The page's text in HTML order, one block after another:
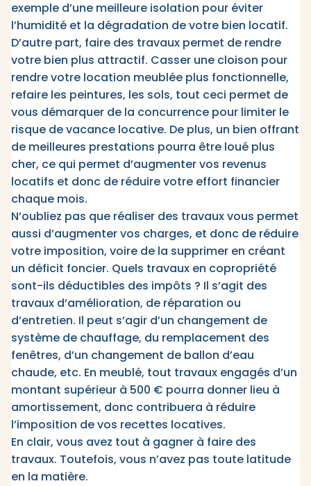
exemple d’une meilleure isolation pour éviter
l’humidité et la dégradation de votre bien locatif.
D’autre part, faire des travaux permet de rendre
votre bien plus attractif. Casser une cloison pour
rendre votre location meublée plus fonctionnelle,
refaire les peintures, les sols, tout ceci permet de
vous démarquer de la concurrence pour limiter le
risque de vacance locative. De plus, un bien offrant
de meilleures prestations pourra être loué plus
cher, ce qui permet d’augmenter vos revenus
locatifs et donc de réduire votre effort financier
chaque mois.
N’oubliez pas que réaliser des travaux vous permet
aussi d’augmenter vos charges, et donc de réduire
votre imposition, voire de la supprimer en créant
un déficit foncier. Quels travaux en copropriété
sont-ils déductibles des impôts ? Il s’agit des
travaux d’amélioration, de réparation ou
d’entretien. Il peut s’agir d’un changement de
système de chauffage, du remplacement des
fenêtres, d’un changement de ballon d’eau
chaude, etc. En meublé, tout travaux engagés d’un
montant supérieur à 500 € pourra donner lieu à
amortissement, donc contribuera à réduire
l’imposition de vos recettes locatives.
En clair, vous avez tout à gagner à faire des
travaux. Toutefois, vous n’avez pas toute latitude
en la matière.